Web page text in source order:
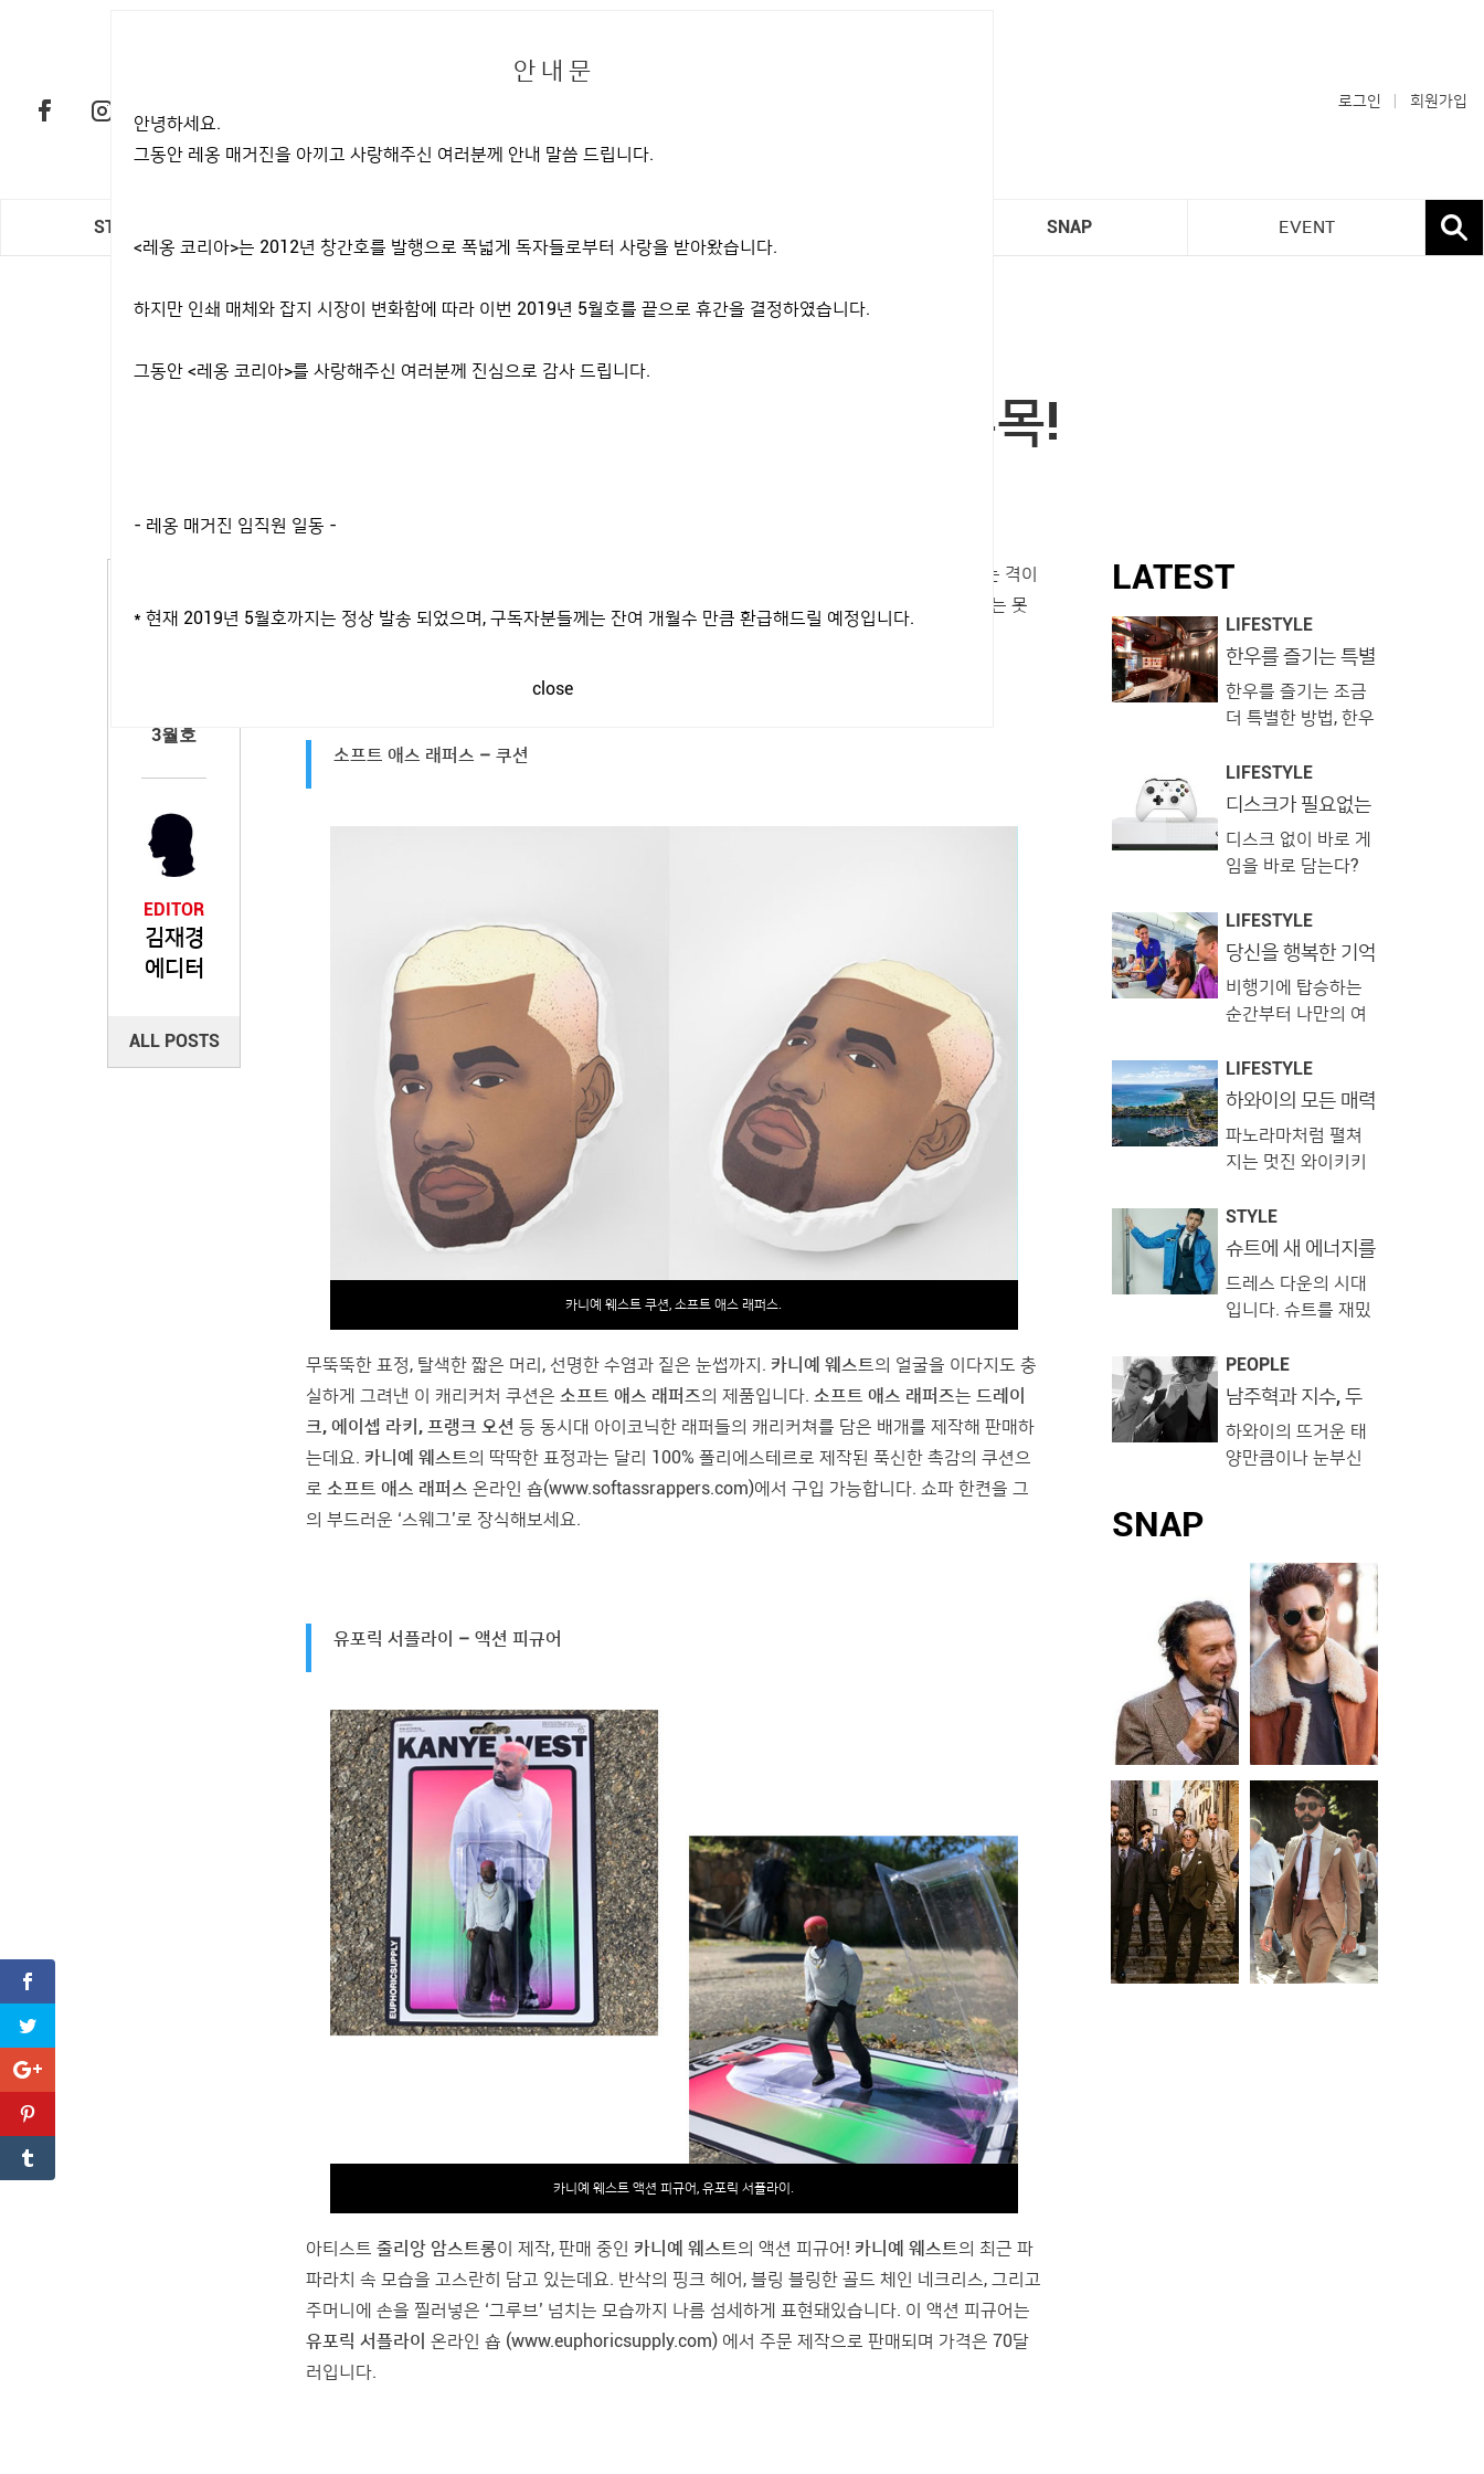
안 내 문
안녕하세요.
그동안 레옹 매거진을 아끼고 사랑해주신 여러분께 안내 말씀 드립니다.
<레옹 코리아>는 2012년 창간호를 발행으로 폭넓게 독자들로부터 사랑을 받아왔습니다.
하지만 인쇄 매체와 잡지 시장이 변화함에 따라 이번 2019년 5월호를 끝으로 휴간을 결정하였습니다.
그동안 <레옹 코리아>를 사랑해주신 여러분께 진심으로 감사 드립니다.
- 레옹 매거진 임직원 일동 -
* 현재 2019년 5월호까지는 정상 발송 되었으며, 구독자분들께는 잔여 개월수 만큼 환급해드릴 예정입니다.
close
로그인 회원가입
STYLE SNAP EVENT
카니예 웨스트 팬이라면 주목!
의 팬이라면 주목하세요! 아이돌 굿즈와는 격이
다른 ‘스웨그’가 넘쳐흐르는
카니예 웨스트
굿즈 3가지를 소개합니다. 보는 순간 소장하지 않고는 못
소프트 애스 래퍼스 – 쿠션
카니예 웨스트 쿠션, 소프트 애스 래퍼스.
무뚝뚝한 표정, 탈색한 짧은 머리, 선명한 수염과 짙은 눈썹까지. 카니예 웨스트의 얼굴을 이다지도 충
실하게 그려낸 이 캐리커처 쿠션은소프트 애스 래퍼즈의 제품입니다.소프트 애스 래퍼즈는 드레이
크, 에이셉 라키, 프랭크 오션 등 동시대 아이코닉한 래퍼들의 캐리커쳐를 담은 배개를 제작해 판매하
는데요. 카니예 웨스트의 딱딱한 표정과는 달리 100% 폴리에스테르로 제작된 푹신한 촉감의 쿠션으
로소프트 애스 래퍼스 온라인 숍(www.softassrappers.com)에서 구입 가능합니다. 쇼파 한켠을 그
의 부드러운 ‘스웨그’로 장식해보세요.
유포릭 서플라이 – 액션 피규어
카니예 웨스트 액션 피규어, 유포릭 서플라이.
아티스트줄리앙 암스트롱이 제작, 판매 중인 카니예 웨스트의 액션 피규어! 카니예 웨스트의 최근 파
파라치 속 모습을 고스란히 담고 있는데요. 반삭의 핑크 헤어, 블링 블링한 골드 체인 네크리스, 그리고
주머니에 손을 찔러넣은 ‘그루브’ 넘치는 모습까지 나름 섬세하게 표현돼있습니다. 이 액션 피규어는
유포릭 서플라이 온라인 숍 (www.euphoricsupply.com) 에서 주문 제작으로 판매되며 가격은 70달
러입니다.
3월호
EDITOR
김재경
에디터
ALL POSTS
LATEST
LIFESTYLE
한우를 즐기는 특별
카세
한우를 즐기는 조금
더 특별한 방법, 한우
을 소개합니다. 세련
된 인테리어로 시선
와 위스키를 페어링
하는 등 저마다의 장
니다. 부로일 View
this post on
Instagram ⭐️부로일
⭐️ 몰트위스키와 와
접할수있는 분위기
끝판왕‼️ 부로일에서
느껴보세요💕 #부로
일 #BROIL #부로일
압구정 #부로일청담
구정맛집 #압구정로
데오 #압구정로데
LIFESTYLE
디스크가 필요없는
디지털 에디션’
디스크 없이 바로 게
임을 바로 담는다?
혁명적인 게임 콘
솔 ‘엑스 박스 원 S
마이크로소프트가
지난 16일(현지 시
올-디지털 에디션’을
공개했습니다. 이 새
로운 엑스 박스는 블
루레이 드라이브가
다운로드로 게임을
구매하고 플레이하
는 신개념 게임 콘솔
입니다. 구매 시 기기
에 ‘포르자 호라이즌
box’, ‘씨 오브 시�
LIFESTYLE
당신을 행복한 기억
안 항공
비행기에 탑승하는
순간부터 나만의 여
행기에서 경험하는
모든 일은 여정의 첫
니다. 여행자는 즐길
거리와 기내식을 기
떠나는 비즈니스맨
이라면 피로를 달래
줄 고품격 서비스가
필요하겠죠. 길고도
억 하나까지 행복으
로 아로새기고 싶다
면 하와이안항공이
정답입니다. 개별 주
문형 엔터테인먼트
그램 등을 시청할 �
LIFESTYLE
하와이의 모든 매력
린스 와이키키!
파노라마처럼 펼쳐
지는 멋진 와이키키
색 체험을 누릴 수 있
는 특별한 리조트, 프
에서 보내는 시간은
평소 쉽게 접할 수 없
것을 선물받는 기회
를 선사합니다. 프린
스 와이키키에서 바
라다보이는 알라와
프린스 와이키키 새
하얀 백사장과 에메
랄드빛 태평양, 장엄
한 푸른 절벽 등 바라
보기만 해도 절로 감
탄하게 되는 하와이
�
STYLE
슈트에 새 에너지를
드레스 다운의 시대
입니다. 슈트를 재밌
이 대세로 떠올랐죠.
이런 흐름에 발 맞춰
욱 재미있게 즐기는
방법을 준비했습니
로 즐겨봅시다.
IDEA 1 │ SPORTY
OUTERWEAR 슈트
의 새 친구가 생겼습
니다 차분한 성격의
친구는 잠시 잊어주
세요. 보기만 해도 에
너지가 넘치는 경쾌
한 성격의 친구가 필
요한 시기입니다. 눈
이 알알할 정도로 독
보적인 색감과 스포
PEOPLE
남주혁과 지수, 두
하와이
하와이의 뜨거운 태
양만큼이나 눈부신
서 우연한 만남을 이
룬 그들은 어느덧 발
맞춰 길을 걷는 아름
다운 우정을 나누고
있습니다. 연예계 대
표 브로맨스를 보여
주는 남주혁과 지수
가 하와이로 떠났습
니다. 빛나는 햇살과
자유로운 분위기를
만끽하는 멋진 두 배
우를 <레옹> 카메라
에 담았습니다. (지
수) 선글라스 ‘윌로
우’ 퍼블릭비컨. 슈
트, 셔츠 모두 탑지오
by 로드앤테일러.
SNAP